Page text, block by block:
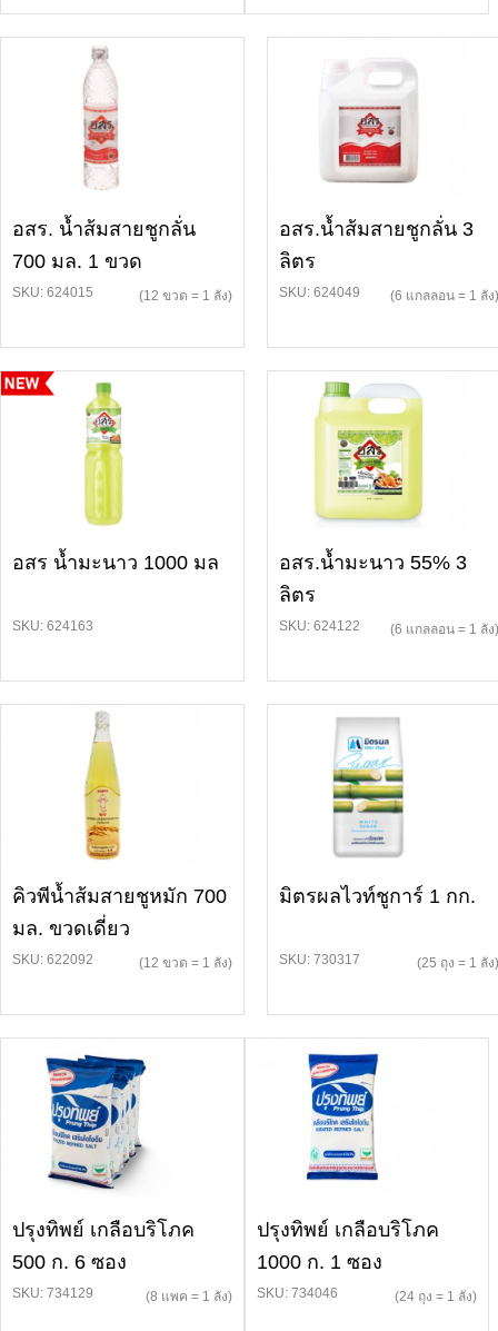
อสร. น้ำส้มสายชูกลั่น
700 มล. 1 ขวด
SKU: 624015 (12 ขวด = 1 ลัง)
อสร.น้ำส้มสายชูกลั่น 3
ลิตร
SKU: 624049 (6 แกลลอน = 1 ลัง)
อสร น้ำมะนาว 1000 มล
SKU: 624163
อสร.น้ำมะนาว 55% 3
ลิตร
SKU: 624122 (6 แกลลอน = 1 ลัง)
คิวพีน้ำส้มสายชูหมัก 700
มล. ขวดเดี่ยว
SKU: 622092 (12 ขวด = 1 ลัง)
มิตรผลไวท์ชูการ์ 1 กก.
SKU: 730317 (25 ถุง = 1 ลัง)
ปรุงทิพย์ เกลือบริโภค
500 ก. 6 ซอง
SKU: 734129 (8 แพค = 1 ลัง)
ปรุงทิพย์ เกลือบริโภค
1000 ก. 1 ซอง
SKU: 734046 (24 ถุง = 1 ลัง)